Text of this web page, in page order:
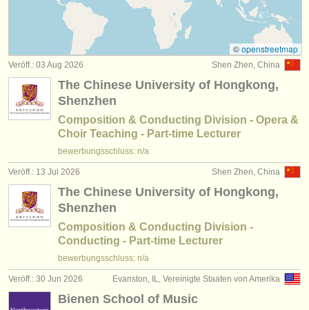
instrumentenverkauf
gestohlene instrumente
verzeichnisse:
orchester
musikhochschulen
jugendorchester
musicalchairs:
über musicalchairs
kontakt
rss feeds
nachrichten in der klassischen musik
jobs - unterrichten: chorleiter/ (2)
masterclass dirigieren (59)
degree courses: dirigent/
dirigierwettbewerb (18)
musikwettbewerbe: korrepetitor/in (1)
©openstreetmap
Shen Zhen, China
Veröff.: 03 Aug 2026
The Chinese University of Hongkong,
Shenzhen
Composition & Conducting Division - Opera &
Choir Teaching - Part-time Lecturer
bewerbungsschluss: n/a
Shen Zhen, China
Veröff.: 13 Jul 2026
The Chinese University of Hongkong,
Shenzhen
Composition & Conducting Division -
Conducting - Part-time Lecturer
bewerbungsschluss: n/a
Evanston, IL, Vereinigte Staaten von Amerika
Veröff.: 30 Jun 2026
Bienen School of Music